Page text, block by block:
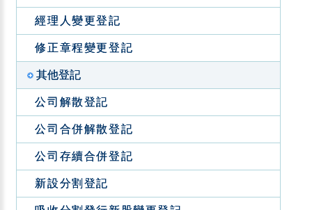
經理人變更登記
修正章程變更登記
其他登記
公司解散登記
公司合併解散登記
公司存續合併登記
新設分割登記